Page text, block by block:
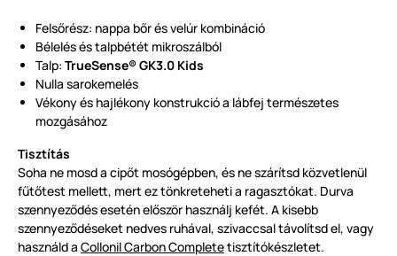
Felsőrész: nappa bőr és velúr kombináció
Bélelés és talpbétét mikroszálból
Talp: TrueSense® GK3.0 Kids
Nulla sarokemelés
Vékony és hajlékony konstrukció a lábfej természetes
mozgásához
Tisztítás
Soha ne mosd a cipőt mosógépben, és ne szárítsd közvetlenül
fűtőtest mellett, mert ez tönkreteheti a ragasztókat. Durva
szennyeződés esetén először használj kefét. A kisebb
szennyeződéseket nedves ruhával, szivaccsal távolítsd el, vagy
használd a Collonil Carbon Completetisztítókészletet.